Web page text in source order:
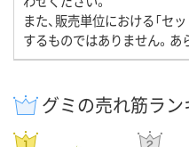
また、販売単位における「セ
するものではありません。あ
グミの売れ筋ラン